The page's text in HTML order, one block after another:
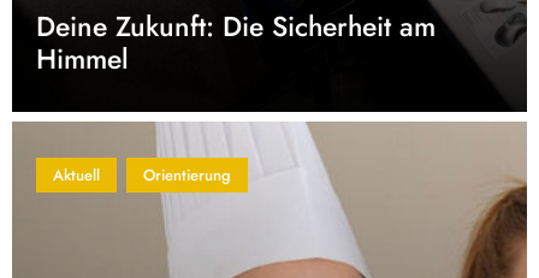
Deine Zukunft: Die Sicherheit am
Himmel
Aktuell Orientierung